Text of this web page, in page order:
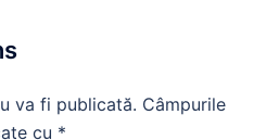
va fi publicată. Câmpurile
cu *